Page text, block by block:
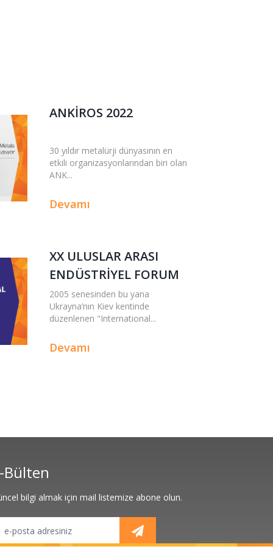
ANKİROS 2022
30 yıldır metalürji dünyasının en
etkili organizasyonlarından biri olan
ANK...
Devamı
XX ULUSLAR ARASI
ENDÜSTRİYEL FORUM
2005 senesinden bu yana
Ukrayna’nın Kiev kentinde
düzenlenen "International...
Devamı
Bülten
bilgi almak için mail listemize abone olun.